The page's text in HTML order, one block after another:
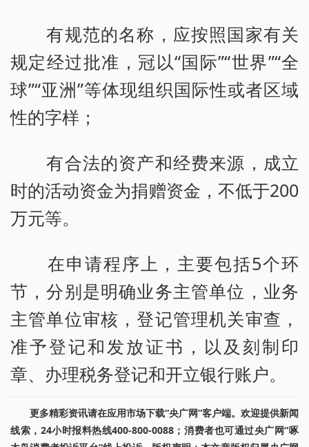
有规范的名称，应按照国家有关
规定经过批准，冠以“国际”“世界”“全
球”“亚洲”等体现组织国际性或者区域
性的字样；
有合法的资产和经费来源，成立
时的活动资金为捐赠资金，不低于200
万元等。
在申请程序上，主要包括5个环
节，分别是明确业务主管单位，业务
主管单位审核，登记管理机关审查，
准予登记和发放证书，以及刻制印
章、办理税务登记和开立银行账户。
更多精彩资讯请在应用市场下载“央广网”客户端。欢迎提供新闻
线索，24小时报料热线400-800-0088；消费者也可通过央广网“啄